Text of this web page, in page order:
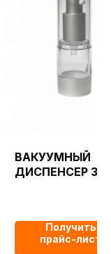
ВАКУУМНЫЙ
ДИСПЕНСЕР
Получить
прайс-лист